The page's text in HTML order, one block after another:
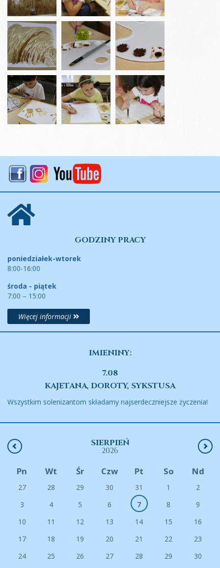
GODZINY PRACY
poniedziałek-wtorek
8:00-16:00
środa - piątek
7:00 – 15:00
Więcej informacji
IMIENINY:
7.08
KAJETANA, DOROTY, SYKSTUSA
Wszystkim solenizantom składamy najserdeczniejsze życzenia!
SIERPIEŃ
2026
Pn Wt Śr Czw Pt So Nd
27 28 29 30 31 1
2
3
4 5 6 7 8
9
10
11 12 13 14 15
16
17
18 19 20 21 22
23
24
25 26 27 28 29
30